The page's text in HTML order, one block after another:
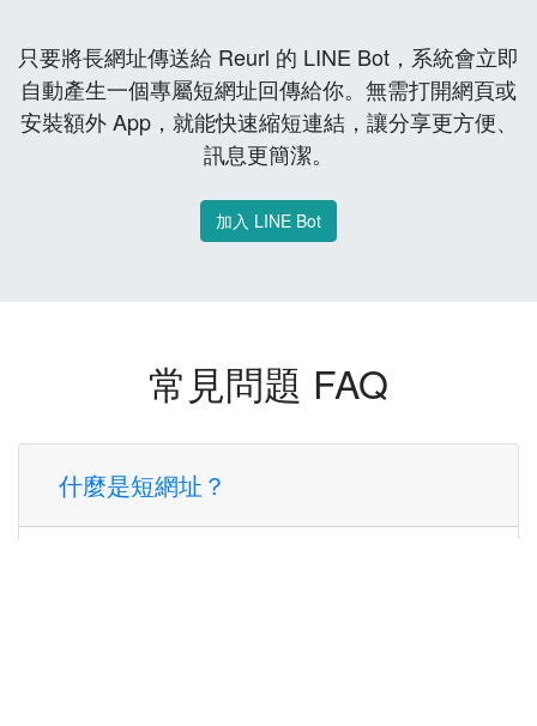
只要將長網址傳送給 Reurl 的 LINE Bot，系統會立即
自動產生一個專屬短網址回傳給你。無需打開網頁或
安裝額外 App，就能快速縮短連結，讓分享更方便、
訊息更簡潔。
加入 LINE Bot
常見問題 FAQ
什麼是短網址？